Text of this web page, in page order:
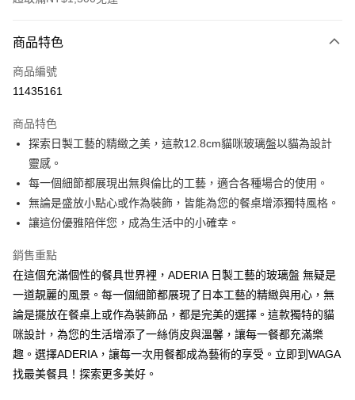
信用卡一次付款
超商取貨付款
街口支付
悠遊付
AFTEE先享後付
相關說明
AFTEE先享後付是「在收到商品之後才付款」的支付方式。 讓您購物簡單
便利好安心！
１．簡單：不需註冊會員、不需綁卡、不需儲值。
２．便利：只要手機號碼，簡訊認證，即可結帳。
３．安心：先確認商品／服務後，再付款。
【「AFTEE先享後付」結帳流程】
１．於結帳方式選擇「AFTEE先享後付」後，將跳轉至「AFTEE先享後付」
結帳頁面，進行簡訊認證並確認金額後，即可完成結帳。
２．訂單成立數日內，您將收到繳費通知簡訊。
ATM付款
全家取貨付款
每筆NT$60，滿NT$1,500(含以上)免運費
7-11取貨付款
商品特色
商品編號
11435161
商品特色
探索日製工藝的精緻之美，這款12.8cm貓咪玻璃盤以貓為設計
靈感。
每一個細節都展現出無與倫比的工藝，適合各種場合的使用。
無論是盛放小點心或作為裝飾，皆能為您的餐桌增添獨特風格。
讓這份優雅陪伴您，成為生活中的小確幸。
銷售重點
在這個充滿個性的餐具世界裡，ADERIA 日製工藝的玻璃盤 無疑是
一道靚麗的風景。每一個細節都展現了日本工藝的精緻與用心，無
論是擺放在餐桌上或作為裝飾品，都是完美的選擇。這款獨特的貓
咪設計，為您的生活增添了一絲俏皮與溫馨，讓每一餐都充滿樂
趣。選擇ADERIA，讓每一次用餐都成為藝術的享受。立即到WAGA
找最美餐具！探索更多美好。